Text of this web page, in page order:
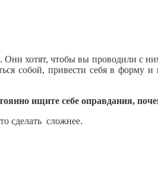
Они хотят, чтобы вы проводили с
собой, привести себя в форму
ищите себе оправдания,
сделать сложнее.